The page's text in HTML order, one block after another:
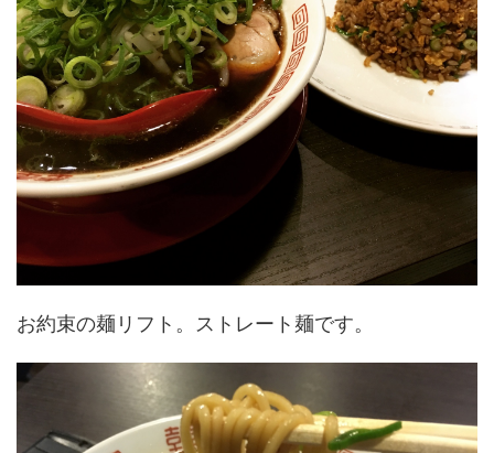
お約束の麺リフト。ストレート麺です。